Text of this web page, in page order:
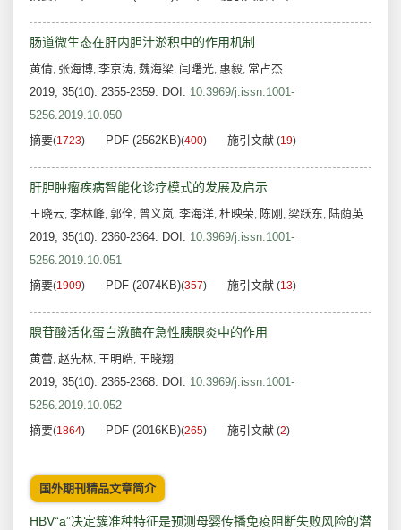
肠道微生态在肝内胆汁淤积中的作用机制
黄倩, 张海博, 李京涛, 魏海梁, 闫曙光, 惠毅, 常占杰
2019, 35(10): 2355-2359. DOI: 10.3969/j.issn.1001-
5256.2019.10.050
摘要(1723) PDF (2562KB)(400) 施引文献 (19)
肝胆肿瘤疾病智能化诊疗模式的发展及启示
王晓云, 李林峰, 郭佺, 曾义岚, 李海洋, 杜映荣, 陈刚 , 梁跃东, 陆荫英
2019, 35(10): 2360-2364. DOI: 10.3969/j.issn.1001-
5256.2019.10.051
摘要(1909) PDF (2074KB)(357) 施引文献 (13)
腺苷酸活化蛋白激酶在急性胰腺炎中的作用
黄蕾, 赵先林, 王明皓, 王晓翔
2019, 35(10): 2365-2368. DOI: 10.3969/j.issn.1001-
5256.2019.10.052
摘要(1864) PDF (2016KB)(265) 施引文献 (2)
国外期刊精品文章简介
HBV“a”决定簇准种特征是预测母婴传播免疫阻断失败风险的潜